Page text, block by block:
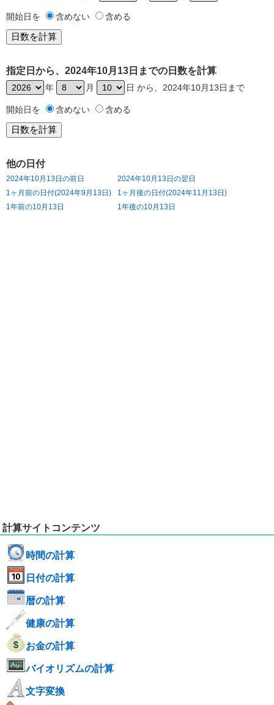
開始日を 含めない 含める
指定日から、2024年10月13日までの日数を計算
年 月 日 から、2024年10月13日まで
開始日を 含めない 含める
他の日付
2024年10月13日の前日
2024年10月13日の翌日
1ヶ月前の日付(2024年9月13日)
1ヶ月後の日付(2024年11月13日)
1年前の10月13日
1年後の10月13日
計算サイトコンテンツ
時間の計算
日付の計算
暦の計算
健康の計算
お金の計算
バイオリズムの計算
文字変換